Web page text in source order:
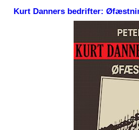
Kurt Danners bedrifter: